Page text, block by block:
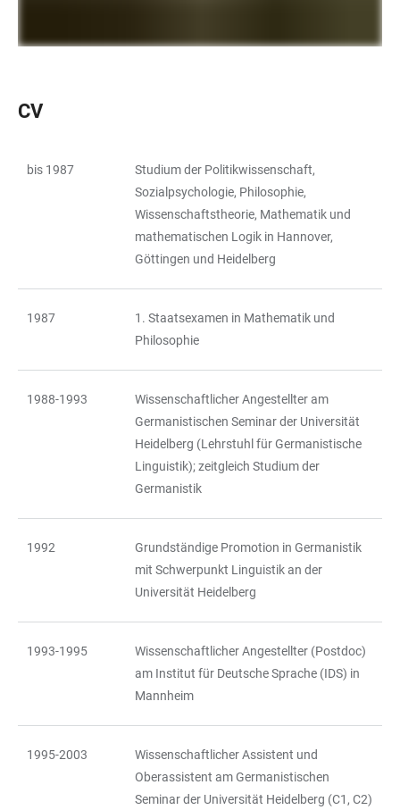
CV
bis 1987
Studium der Politikwissenschaft,
Sozialpsychologie, Philosophie,
Wissenschaftstheorie, Mathematik und
mathematischen Logik in Hannover,
Göttingen und Heidelberg
1987
1. Staatsexamen in Mathematik und
Philosophie
1988-1993
Wissenschaftlicher Angestellter am
Germanistischen Seminar der Universität
Heidelberg (Lehrstuhl für Germanistische
Linguistik); zeitgleich Studium der
Germanistik
1992
Grundständige Promotion in Germanistik
mit Schwerpunkt Linguistik an der
Universität Heidelberg
1993-1995
Wissenschaftlicher Angestellter (Postdoc)
am Institut für Deutsche Sprache (IDS) in
Mannheim
1995-2003
Wissenschaftlicher Assistent und
Oberassistent am Germanistischen
Seminar der Universität Heidelberg (C1, C2)